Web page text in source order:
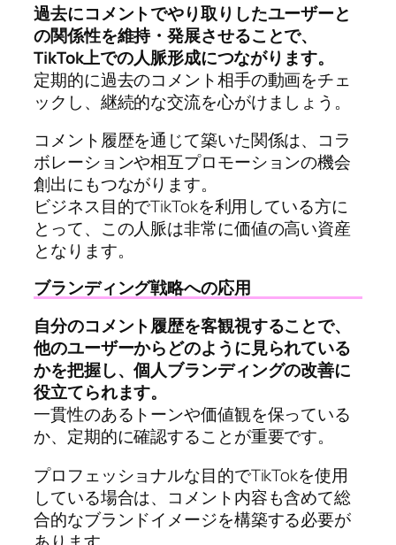
過去にコメントでやり取りしたユーザーと
の関係性を維持・発展させることで、
TikTok上での人脈形成につながります。
定期的に過去のコメント相手の動画をチェ
ックし、継続的な交流を心がけましょう。
コメント履歴を通じて築いた関係は、コラ
ボレーションや相互プロモーションの機会
創出にもつながります。
ビジネス目的でTikTokを利用している方に
とって、この人脈は非常に価値の高い資産
となります。
ブランディング戦略への応用
自分のコメント履歴を客観視することで、
他のユーザーからどのように見られている
かを把握し、個人ブランディングの改善に
役立てられます。
一貫性のあるトーンや価値観を保っている
か、定期的に確認することが重要です。
プロフェッショナルな目的でTikTokを使用
している場合は、コメント内容も含めて総
合的なブランドイメージを構築する必要が